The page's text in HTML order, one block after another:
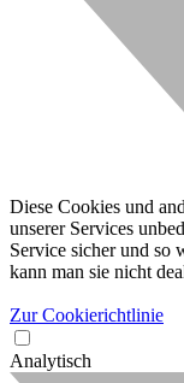
Diese Cookies und
unserer Services
Service sicher und so
kann man sie nicht
Zur Cookierichtlinie
Analytisch